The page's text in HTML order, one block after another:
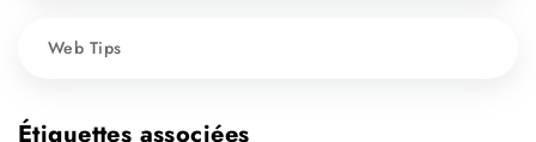
Web Tips
Étiquettes associées